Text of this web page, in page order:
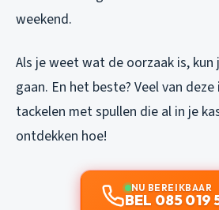
weekend.
Als je weet wat de oorzaak is,
gaan. En het beste? Veel van
tackelen met spullen die al in je
ontdekken hoe!
NU BEREIKBAAR
BEL 085 019